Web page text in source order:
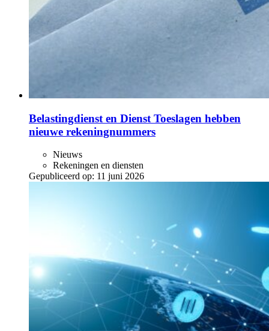
Belastingdienst en Dienst Toeslagen hebben
nieuwe rekeningnummers
Nieuws
Rekeningen en diensten
Gepubliceerd op: 11 juni 2026